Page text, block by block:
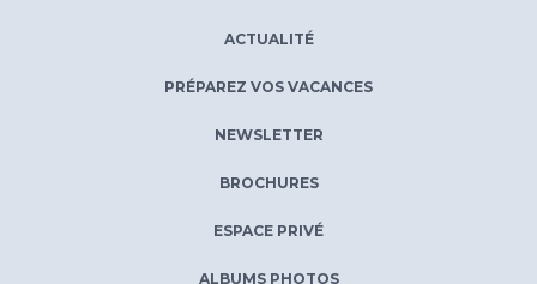
ACTUALITÉ
PRÉPAREZ VOS VACANCES
NEWSLETTER
BROCHURES
ESPACE PRIVÉ
ALBUMS PHOTOS